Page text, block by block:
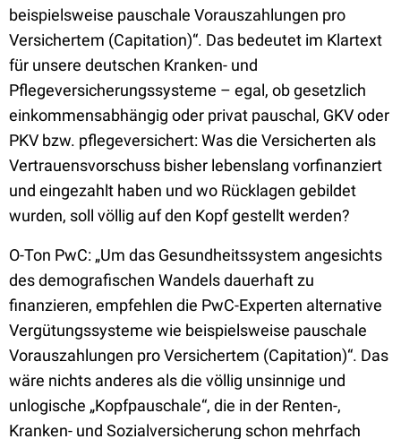
beispielsweise pauschale Vorauszahlungen pro
Versichertem (Capitation)“. Das bedeutet im Klartext
für unsere deutschen Kranken- und
Pflegeversicherungssysteme – egal, ob gesetzlich
einkommensabhängig oder privat pauschal, GKV oder
PKV bzw. pflegeversichert: Was die Versicherten als
Vertrauensvorschuss bisher lebenslang vorfinanziert
und eingezahlt haben und wo Rücklagen gebildet
wurden, soll völlig auf den Kopf gestellt werden?
O-Ton PwC: „Um das Gesundheitssystem angesichts
des demografischen Wandels dauerhaft zu
finanzieren, empfehlen die PwC-Experten alternative
Vergütungssysteme wie beispielsweise pauschale
Vorauszahlungen pro Versichertem (Capitation)“. Das
wäre nichts anderes als die völlig unsinnige und
unlogische „Kopfpauschale“, die in der Renten-,
Kranken- und Sozialversicherung schon mehrfach